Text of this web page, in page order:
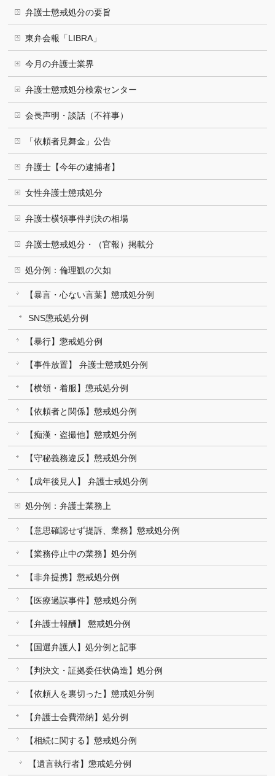
弁護士懲戒処分の要旨
東弁会報「LIBRA」
今月の弁護士業界
弁護士懲戒処分検索センター
会長声明・談話（不祥事）
「依頼者見舞金」公告
弁護士【今年の逮捕者】
女性弁護士懲戒処分
弁護士横領事件判決の相場
弁護士懲戒処分・（官報）掲載分
処分例：倫理観の欠如
【暴言・心ない言葉】懲戒処分例
SNS懲戒処分例
【暴行】懲戒処分例
【事件放置】 弁護士懲戒処分例
【横領・着服】懲戒処分例
【依頼者と関係】懲戒処分例
【痴漢・盗撮他】懲戒処分例
【守秘義務違反】懲戒処分例
【成年後見人】 弁護士戒処分例
処分例：弁護士業務上
【意思確認せず提訴、業務】懲戒処分例
【業務停止中の業務】処分例
【非弁提携】懲戒処分例
【医療過誤事件】懲戒処分例
【弁護士報酬】 懲戒処分例
【国選弁護人】処分例と記事
【判決文・証拠委任状偽造】処分例
【依頼人を裏切った】懲戒処分例
【弁護士会費滞納】処分例
【相続に関する】懲戒処分例
【遺言執行者】懲戒処分例